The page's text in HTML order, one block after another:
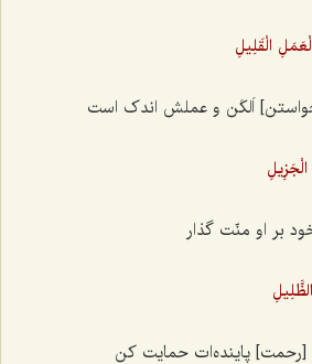
الْقَلِيلِ
اَلکَن و عملش اندک است
بر او منّت گذار
[رحمت] پاینده‌ات حمایت کن